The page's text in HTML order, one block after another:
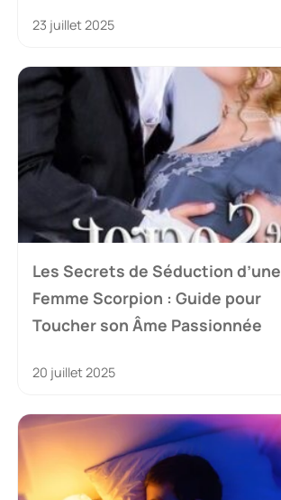
23 juillet 2025
Les Secrets de Séduction d’une
Femme Scorpion : Guide pour
Toucher son Âme Passionnée
20 juillet 2025